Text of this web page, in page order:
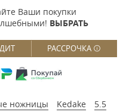
Ваши покупки
ВЫБРАТЬ
РАССРОЧКА
ножницы Kedake
5.5